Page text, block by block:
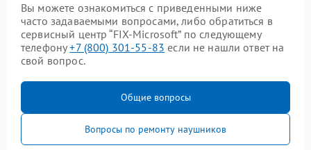
Вы можете ознакомиться с приведенными ниже
часто задаваемыми вопросами, либо обратиться в
сервисный центр “FIX-Microsoft” по следующему
телефону+7 (800) 301-55-83 если не нашли ответ на
свой вопрос.
Общие вопросы
Вопросы по ремонту наушников